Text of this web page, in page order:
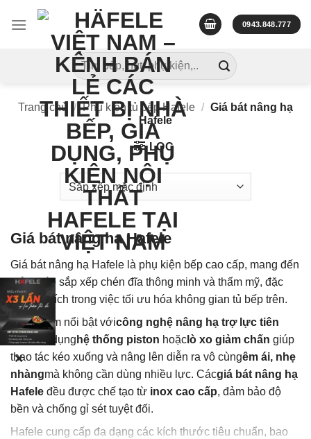
0943.848.777
Tìm
kiếm:
Trang chủ / Phụ kiện tủ bếp Hafele / Giá bát nâng hạ
Hafele
LỌC
Giá bát nâng hạ Hafele
Giá bát nâng hạ Hafele là phụ kiện bếp cao cấp, mang đến
giải pháp sắp xếp chén đĩa thông minh và thẩm mỹ, đặc
biệt hữu ích trong việc tối ưu hóa không gian tủ bếp trên.
Sản phẩm nổi bật vớicông nghệ nâng hạ trợ lực tiên
tiến, sử dụng hệ thống piston hoặc lò xo giảm chấn giúp
thao tác kéo xuống và nâng lên diễn ra vô cùngêm ái, nhẹ
nhàngmà không cần dùng nhiều lực. Cácgiá bát nâng hạ
Hafele đều được chế tạo từ inox cao cấp, đảm bảo độ
bền và chống gỉ sét tuyệt đối.
Hafele cung cấp đa dạng các kích thước tiêu chuẩn, bao
✕